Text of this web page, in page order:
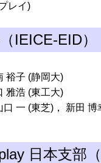
レイ)
IEICE-EID）
裕子 (静岡大)
雅浩 (東工大)
一 (東芝)， 新田
日本支部